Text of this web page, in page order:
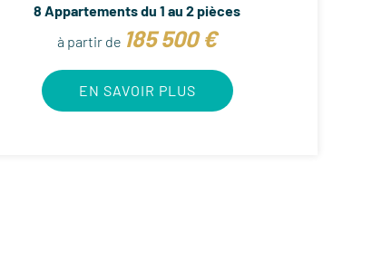
8 Appartements du 1 au 2 pièces
à partir de 185 500 €
EN SAVOIR PLUS